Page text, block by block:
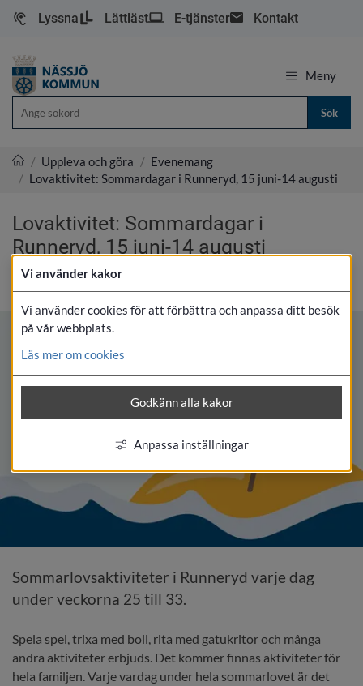
Lyssna Lättläst E-tjänster Kontakt
Meny
Nässjö kommun
/ Uppleva och göra / Evenemang
/ Lovaktivitet: Sommardagar i Runneryd, 15 juni-14 augusti
Lovaktivitet: Sommardagar i
Runneryd, 15 juni-14 augusti
SKRIV UT
Sommarlovsaktiviteter i Runneryd varje dag
under veckorna 25 till 33.
Spela spel, trixa med boll, rita med gatukritor och många
andra aktiviteter erbjuds. Det kommer finnas aktiviteter för
hela familjen. Varje vardag under hela sommarlovet är det
Vi använder kakor
Vi använder cookies för att förbättra och anpassa ditt besök
på vår webbplats.
Läs mer om cookies
Godkänn alla kakor
Anpassa inställningar